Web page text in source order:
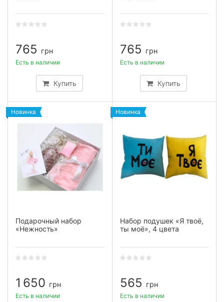
765 грн
Купить
Есть в наличии
765 грн
Купить
Есть в наличии
Новинка
Подарочный набор
«Нежность»
1 650 грн
Есть в наличии
Новинка
Набор подушек «Я твоё,
ты моё», 4 цвета
565 грн
Есть в наличии